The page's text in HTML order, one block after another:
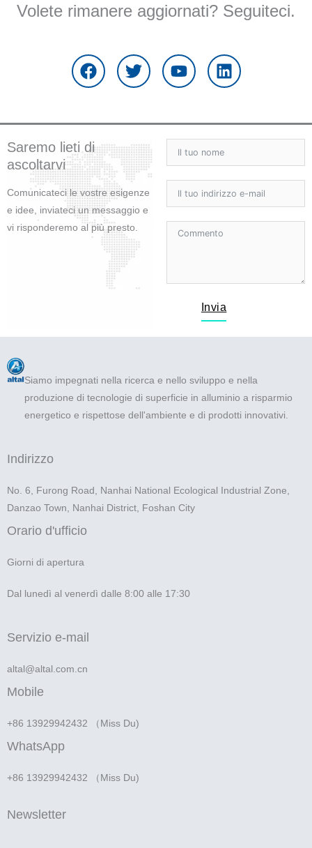
Volete rimanere aggiornati? Seguiteci.
a
c
e
o
o
k
w
i
t
e
r
o
u
t
b
e
i
n
k
d
i
n
Saremo lieti di
ascoltarvi
Comunicateci le vostre esigenze
e idee, inviateci un messaggio e
vi risponderemo al più presto.
Invia
Siamo impegnati nella ricerca e nello sviluppo e nella
produzione di tecnologie di superficie in alluminio a risparmio
energetico e rispettose dell'ambiente e di prodotti innovativi.
Indirizzo
No. 6, Furong Road, Nanhai National Ecological Industrial Zone,
Danzao Town, Nanhai District, Foshan City
Orario d'ufficio
Giorni di apertura
Dal lunedì al venerdì dalle 8:00 alle 17:30
Servizio e-mail
altal@altal.com.cn
Mobile
+86 13929942432 （Miss Du)
WhatsApp
+86 13929942432 （Miss Du)
Newsletter